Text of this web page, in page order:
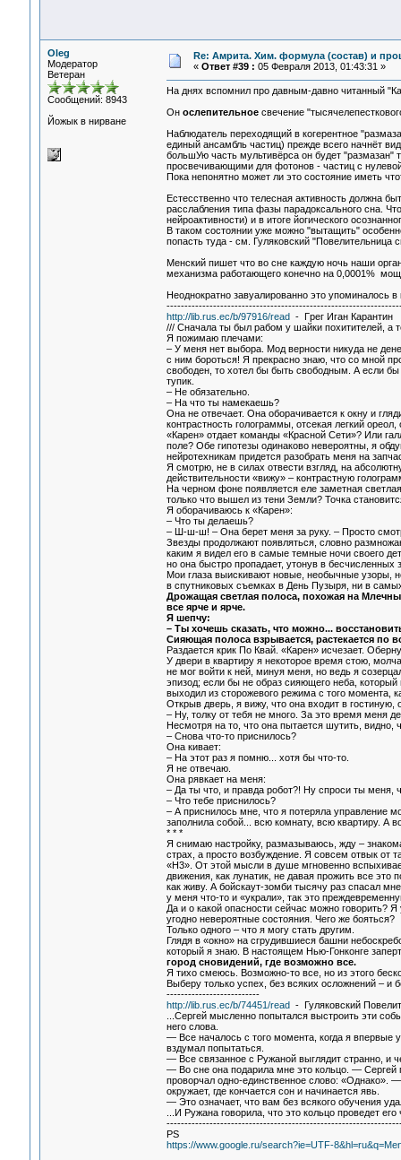
Oleg
Модератор
Ветеран
Сообщений: 8943
Йожык в нирване
Re: Амрита. Хим. формула (состав) и
« Ответ #39 : 05 Февраля 2013, 01:43:31 »
На днях вспомнил про давным-давно читанный
Он ослепительноесвечение
Наблюдатель переходящий в когерентное
единый ансамбль частиц) прежде всего начнёт
большУю часть мультивёрса он будет "размазан"
просвечивающими для фотонов - частиц с
Пока непонятно может ли это состояние иметь
Естесственно что телесная активность должна
расслабления типа фазы парадоксального сна.
нейроактивности) и в итоге йогического
В таком состоянии уже можно "вытащить"
попасть туда - см. Гуляковский "Повелительница
Менский пишет что во сне каждую ночь наши
механизма работающего конечно на 0,0001%
Неоднократно завуалированно это упоминалось
http://lib.rus.ec/b/97916/read - Гpeг Игaн Кapaнтин
/// Сначала ты был рабом у шайки похитителей, а
Я пожимаю плечами:
– У меня нет выбора. Мод верности никуда не
с ним бороться! Я прекрасно знаю, что со мной
свободен, то хотел бы быть свободным. А если
тупик.
– Не обязательно.
– На что ты намекаешь?
Она не отвечает. Она оборачивается к окну и
контрастность голограммы, отсекая легкий
«Карен» отдает команды «Красной Сети»? Или
поле? Обе гипотезы одинаково невероятны, я
нейротехникам придется разобрать меня на
Я смотрю, не в силах отвести взгляд, на
действительности «вижу» – контрастную
На черном фоне появляется еле заметная
только что вышел из тени Земли? Точка
Я оборачиваюсь к «Карен»:
– Что ты делаешь?
– Ш-ш-ш! – Она берет меня за руку. – Просто
Звезды продолжают появляться, словно
каким я видел его в самые темные ночи своего
но она быстро пропадает, утонув в бесчисленных
Мои глаза выискивают новые, необычные узоры,
в спутниковых съемках в День Пузыря, ни в
Дрожащая светлая полоса, похожая на
все ярче и ярче.
Я шепчу:
– Ты хочешь сказать, что можно...
Сияющая полоса взрывается, растекается по
Раздается крик По Квай. «Карен» исчезает.
У двери в квартиру я некоторое время стою,
не мог войти к ней, минуя меня, но ведь я
эпизод; если бы не образ сияющего неба,
выходил из сторожевого режима с того момента,
Открыв дверь, я вижу, что она входит в гостиную,
– Ну, толку от тебя не много. За это время меня
Несмотря на то, что она пытается шутить,
– Снова что-то приснилось?
Она кивает:
– На этот раз я помню... хотя бы что-то.
Я не отвечаю.
Она рявкает на меня:
– Да ты что, и правда робот?! Ну спроси ты меня,
– Что тебе приснилось?
– А приснилось мне, что я потеряла управление
заполнила собой... всю комнату, всю квартиру. А
* * *
Я снимаю настройку, размазываюсь, жду –
страх, а просто возбуждение. Я совсем отвык от
«Н3». От этой мысли в душе мгновенно
движения, как лунатик, не давая прожить все
как живу. А бойскаут-зомби тысячу раз спасал
у меня что-то и «украли», так это
Да и о какой опасности сейчас можно говорить?
угодно невероятные состояния. Чего же бояться?
Только одного – что я могу стать другим.
Глядя в «окно» на сгрудившиеся башни
который я знаю. В настоящем Нью-Гонконге
город сновидений, где возможно все.
Я тихо смеюсь. Возможно-то все, но из этого
Выберу только успех, без всяких осложнений – и
--------------------------
http://lib.rus.ec/b/74451/read - Гуляковский
...Сергей мысленно попытался выстроить эти
него слова.
— Все началось с того момента, когда я впервые
вздумал попытаться.
— Все связанное с Ружаной выглядит странно, и
— Во сне она подарила мне это кольцо. — Сергей
проворчал одно-единственное слово: «Однако».
окружает, где кончается сон и начинается явь.
— Это означает, что вам без всякого обучения
...И Ружана говорила, что это кольцо проведет
PS
https://www.google.ru/search?ie=UTF-